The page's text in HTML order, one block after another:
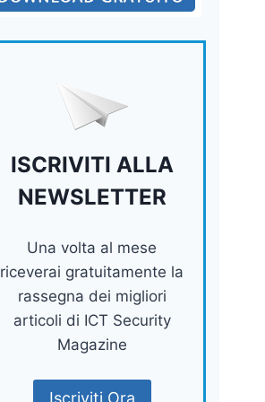
ISCRIVITI ALLA
NEWSLETTER
Una volta al mese
riceverai gratuitamente la
rassegna dei migliori
articoli di ICT Security
Magazine
Iscriviti Ora